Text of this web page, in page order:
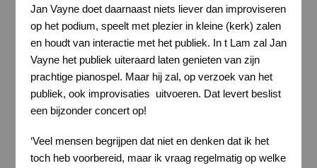
Jan Vayne doet daarnaast niets liever dan improviseren
op het podium, speelt met plezier in kleine (kerk) zalen
en houdt van interactie met het publiek. In t Lam zal Jan
Vayne het publiek uiteraard laten genieten van zijn
prachtige pianospel. Maar hij zal, op verzoek van het
publiek, ook improvisaties uitvoeren. Dat levert beslist
een bijzonder concert op!
‘Veel mensen begrijpen dat niet en denken dat ik het
toch heb voorbereid, maar ik vraag regelmatig op welke